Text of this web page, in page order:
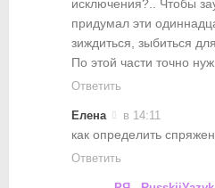
исключения?.. Чтобы
придумал эти
зиждиться, зыбиться
По этой части точно
Ответить
Елена в 14:11
как определить
Ответить